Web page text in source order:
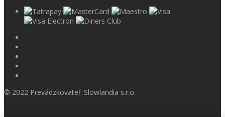
© 2022 Prevádzkovateľ: Slowlandia s.r.o.